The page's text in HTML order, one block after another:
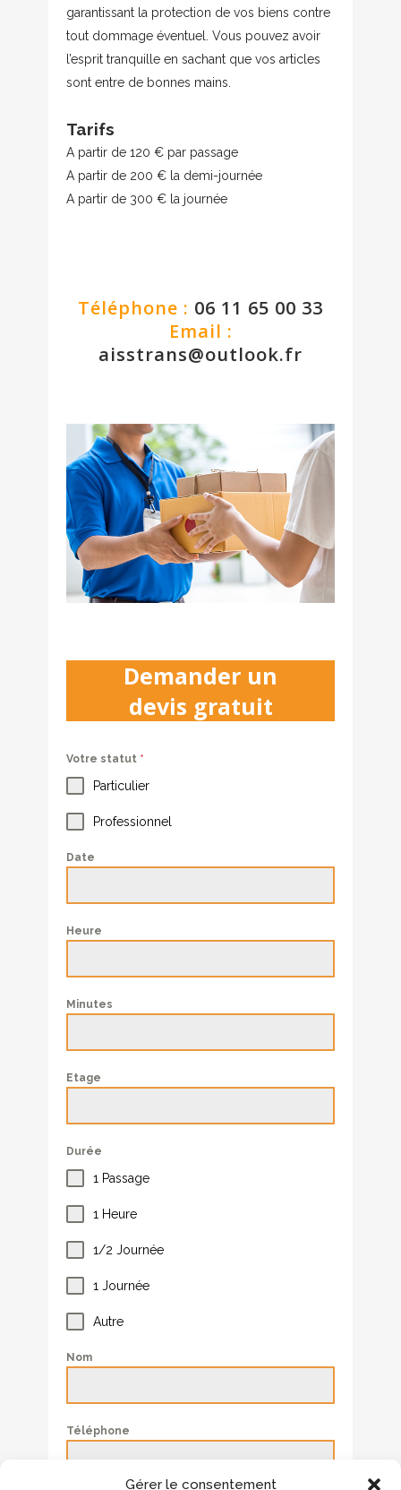
Gérer le consentement
garantissant la protection de vos biens contre
tout dommage éventuel. Vous pouvez avoir
l’esprit tranquille en sachant que vos articles
sont entre de bonnes mains.
Tarifs
A partir de 120 € par passage
A partir de 200 € la demi-journée
A partir de 300 € la journée
Téléphone : 06 11 65 00 33
Email :
aisstrans@outlook.fr
Demander un
devis gratuit
Votre statut *
Particulier
Professionnel
Date
Heure
Minutes
Etage
Durée
1 Passage
1 Heure
1/2 Journée
1 Journée
Autre
Nom
Téléphone